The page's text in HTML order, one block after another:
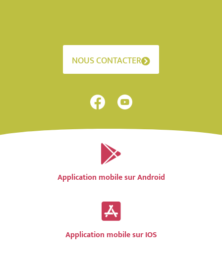
NOUS CONTACTER
Application mobile sur Android
Application mobile sur IOS